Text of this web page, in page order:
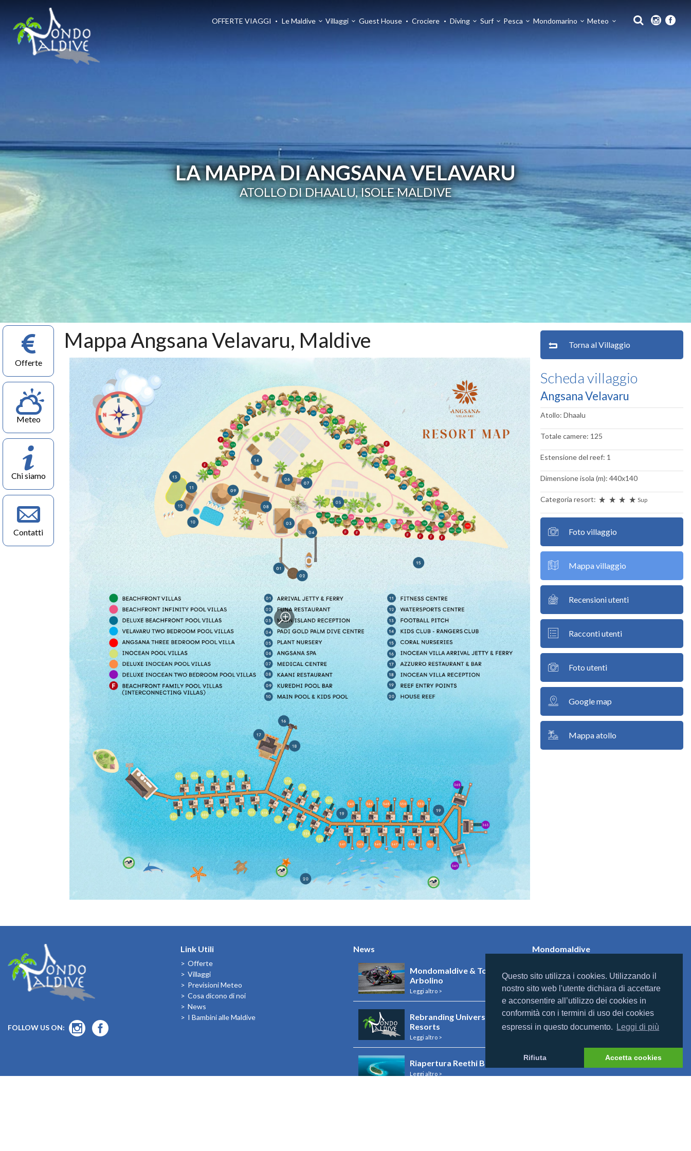
Questo sito utilizza i cookies. Utilizzando il
nostro sito web l'utente dichiara di accettare
e acconsentire all’utilizzo dei cookies in
conformità con i termini di uso dei cookies
espressi in questo documento.
Leggi di più
Rifiuta Accetta cookies
OFFERTE VIAGGI Le Maldive Villaggi Guest House Crociere Diving Surf Pesca Mondomarino Meteo
LA MAPPA DI ANGSANA VELAVARU
ATOLLO DI DHAALU, ISOLE MALDIVE
Offerte
Meteo
Chi siamo
Contatti
Torna al Villaggio
Scheda villaggio
Angsana Velavaru
Atollo: Dhaalu
Totale camere: 125
Estensione del reef: 1
Dimensione isola (m): 440x140
Categoria resort: Sup
Foto villaggio
Mappa villaggio
Recensioni utenti
Racconti utenti
Foto utenti
Google map
Mappa atollo
Mappa Angsana Velavaru, Maldive
FOLLOW US ON:
Link Utili
Offerte
Villaggi
Previsioni Meteo
Cosa dicono di noi
News
I Bambini alle Maldive
News
Mondomaldive & Tony
Arbolino
Leggi altro >
Rebranding Universal
Resorts
Leggi altro >
Riapertura Reethi Beach
Leggi altro >
Mondomaldive
Contatti